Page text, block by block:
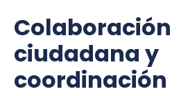
Colaboración
ciudadana y
coordinación